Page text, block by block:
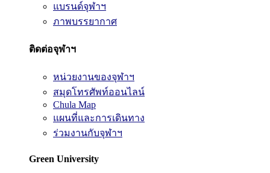
แบรนด์จุฬาฯ
ภาพบรรยากาศ
ติดต่อจุฬาฯ
หน่วยงานของจุฬาฯ
สมุดโทรศัพท์ออนไลน์
Chula Map
แผนที่และการเดินทาง
ร่วมงานกับจุฬาฯ
Green University